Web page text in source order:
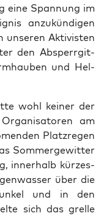
eine Span­nung im
anzu­kün­di­gen
unse­ren Akti­vis­ten
den Absperr­git­
und Hel­
wohl kei­ner der
am
Platz­re­gen
Som­mer­ge­wit­ter
inner­halb kür­zes­
über die
und in den
sich das grel­le